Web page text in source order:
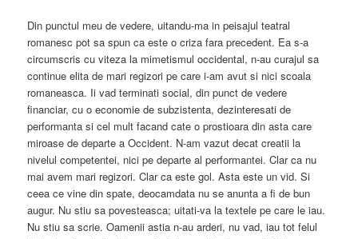
Din punctul meu de vedere, uitandu-ma in peisajul teatral
romanesc pot sa spun ca este o criza fara precedent. Ea s-a
circumscris cu viteza la mimetismul occidental, n-au curajul sa
continue elita de mari regizori pe care i-am avut si nici scoala
romaneasca. Ii vad terminati social, din punct de vedere
financiar, cu o economie de subzistenta, dezinteresati de
performanta si cel mult facand cate o prostioara din asta care
miroase de departe a Occident. N-am vazut decat creatii la
nivelul competentei, nici pe departe al performantei. Clar ca nu
mai avem mari regizori. Clar ca este gol. Asta este un vid. Si
ceea ce vine din spate, deocamdata nu se anunta a fi de bun
augur. Nu stiu sa povesteasca; uitati-va la textele pe care le iau.
Nu stiu sa scrie. Oamenii astia n-au arderi, nu vad, iau tot felul